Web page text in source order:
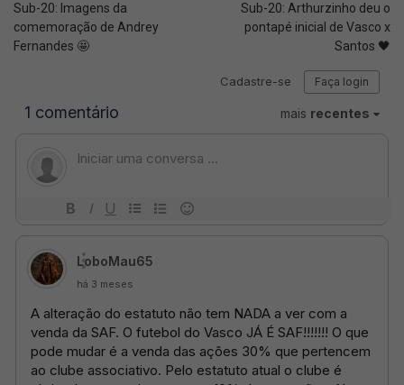
Sub-20: Imagens da
comemoração de Andrey
Fernandes 🤩
Sub-20: Arthurzinho deu o
pontapé inicial de Vasco x
Santos 🖤